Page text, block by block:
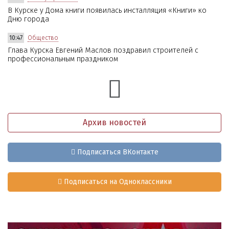
В Курске у Дома книги появилась инсталляция «Книги» ко
Дню города
10:47 Общество
Глава Курска Евгений Маслов поздравил строителей с
профессиональным праздником
Архив новостей
Подписаться ВКонтакте
Подписаться на Одноклассники